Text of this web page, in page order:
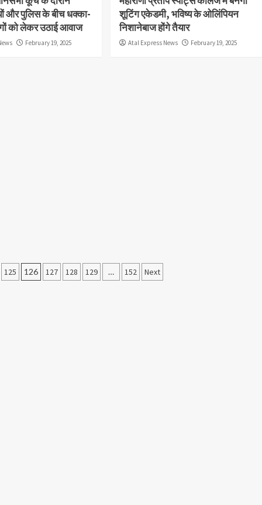
और पुलिस के बीच धक्का-
को लेकर उठाई आवाज
February 19, 2025
शूटिंग एकेडमी, भविष्य के ओलिंपियन
निशानेबाज होंगे तैयार
Atal Express News February 19, 2025
125 126 127 128 129 … 152 Next